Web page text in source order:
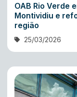
OAB Rio Verde
Montividiu e
região
25/03/2026